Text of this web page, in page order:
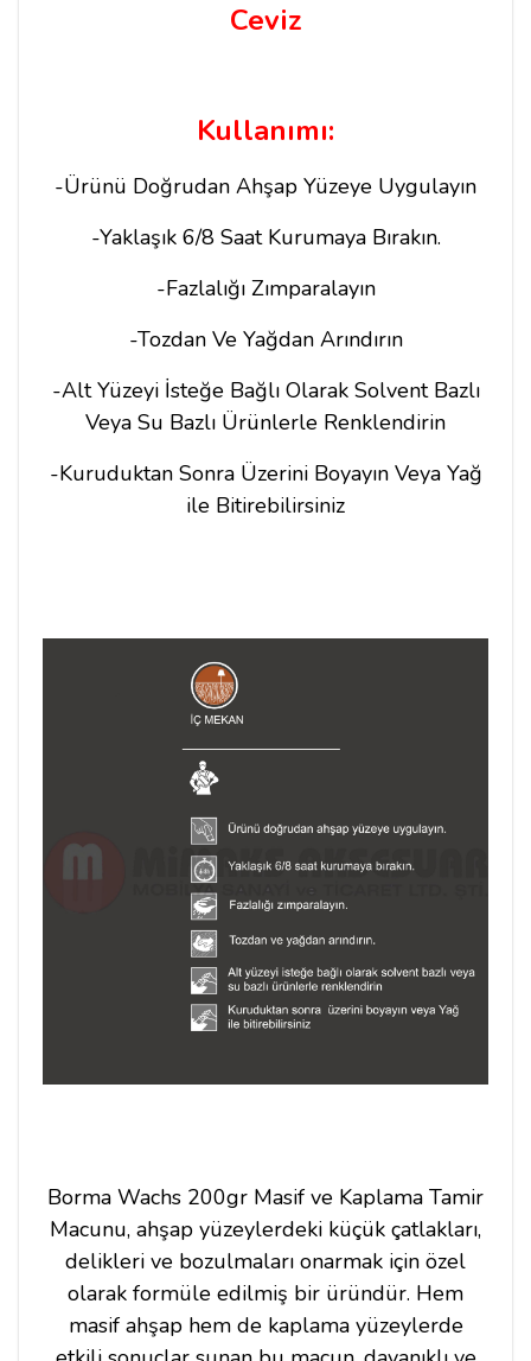
Ceviz
Kullanımı:
-Ürünü Doğrudan Ahşap Yüzeye Uygulayın
-Yaklaşık 6/8 Saat Kurumaya Bırakın.
-Fazlalığı Zımparalayın
-Tozdan Ve Yağdan Arındırın
-Alt Yüzeyi İsteğe Bağlı Olarak Solvent Bazlı
Veya Su Bazlı Ürünlerle Renklendirin
-Kuruduktan Sonra Üzerini Boyayın Veya Yağ
ile Bitirebilirsiniz
Borma Wachs 200gr Masif ve Kaplama Tamir
Macunu, ahşap yüzeylerdeki küçük çatlakları,
delikleri ve bozulmaları onarmak için özel
olarak formüle edilmiş bir üründür. Hem
masif ahşap hem de kaplama yüzeylerde